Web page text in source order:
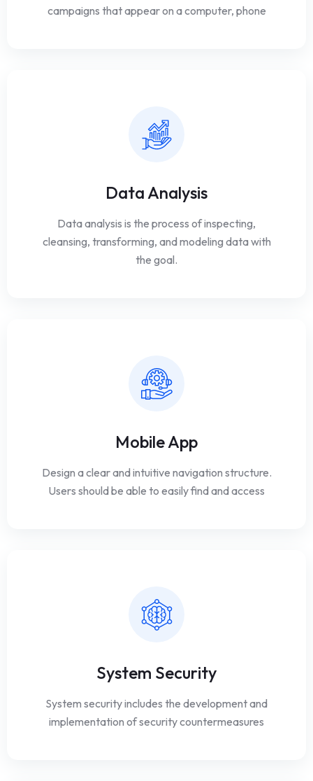
campaigns that appear on a computer, phone
Data Analysis
Data analysis is the process of inspecting,
cleansing, transforming, and modeling data with
the goal.
Mobile App
Design a clear and intuitive navigation structure.
Users should be able to easily find and access
System Security
System security includes the development and
implementation of security countermeasures